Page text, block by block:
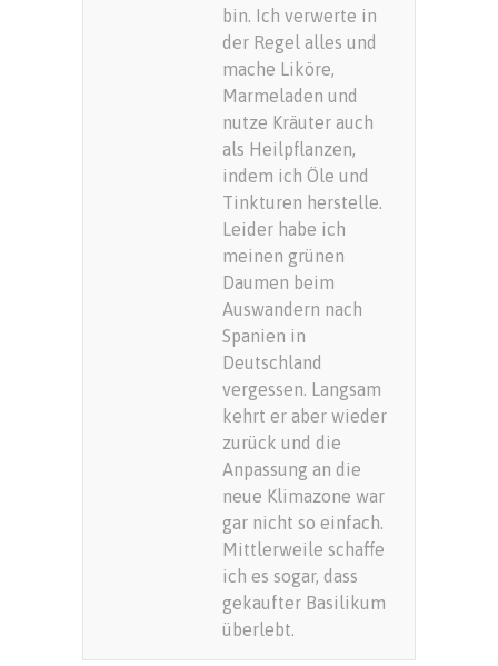
bin. Ich verwerte in
der Regel alles und
mache Liköre,
Marmeladen und
nutze Kräuter auch
als Heilpflanzen,
indem ich Öle und
Tinkturen herstelle.
Leider habe ich
meinen grünen
Daumen beim
Auswandern nach
Spanien in
Deutschland
vergessen. Langsam
kehrt er aber wieder
zurück und die
Anpassung an die
neue Klimazone war
gar nicht so einfach.
Mittlerweile schaffe
ich es sogar, dass
gekaufter Basilikum
überlebt.